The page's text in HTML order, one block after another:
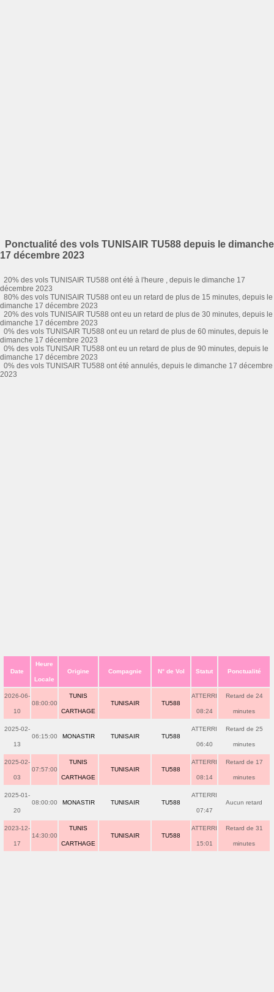
Ponctualité des vols TUNISAIR TU588 depuis le dimanche
17 décembre 2023
20% des vols TUNISAIR TU588 ont été à l'heure , depuis le dimanche 17
décembre 2023
80% des vols TUNISAIR TU588 ont eu un retard de plus de 15 minutes, depuis le
dimanche 17 décembre 2023
20% des vols TUNISAIR TU588 ont eu un retard de plus de 30 minutes, depuis le
dimanche 17 décembre 2023
0% des vols TUNISAIR TU588 ont eu un retard de plus de 60 minutes, depuis le
dimanche 17 décembre 2023
0% des vols TUNISAIR TU588 ont eu un retard de plus de 90 minutes, depuis le
dimanche 17 décembre 2023
0% des vols TUNISAIR TU588 ont été annulés, depuis le dimanche 17 décembre
2023
Date
Heure
Locale
Origine Compagnie N° de Vol Statut Ponctualité
2026-06-
10
08:00:00
TUNIS
CARTHAGE
TUNISAIR TU588
ATTERRI
08:24
Retard de 24
minutes
2025-02-
13
06:15:00 MONASTIR TUNISAIR TU588
ATTERRI
06:40
Retard de 25
minutes
2025-02-
03
07:57:00
TUNIS
CARTHAGE
TUNISAIR TU588
ATTERRI
08:14
Retard de 17
minutes
2025-01-
20
08:00:00 MONASTIR TUNISAIR TU588
ATTERRI
07:47
Aucun retard
2023-12-
17
14:30:00
TUNIS
CARTHAGE
TUNISAIR TU588
ATTERRI
15:01
Retard de 31
minutes